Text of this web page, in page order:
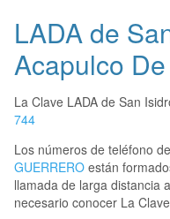
LADA de
Acapulco
La Clave LADA de San
744
Los números de teléfono
GUERRERO están
llamada de larga distancia
necesario conocer La